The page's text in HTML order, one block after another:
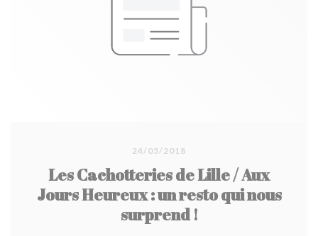
24/05/2018
Les Cachotteries de Lille / Aux
Jours Heureux : un resto qui nous
surprend !